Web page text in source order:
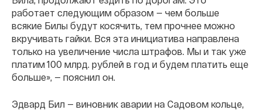
работает следующим образом — чем больше
всякие Билы будут косячить, тем прочнее можно
вкручивать гайки. Вся эта инициатива направлена
только на увеличение числа штрафов. Мы и так уже
платим 100 млрд. рублей в год и будем платить еще
больше», — пояснил он.
Эдвард Бил — виновник аварии на Садовом кольце,